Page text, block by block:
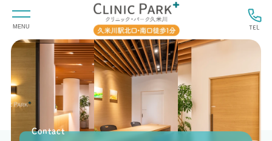
TEL
MENU
Contact